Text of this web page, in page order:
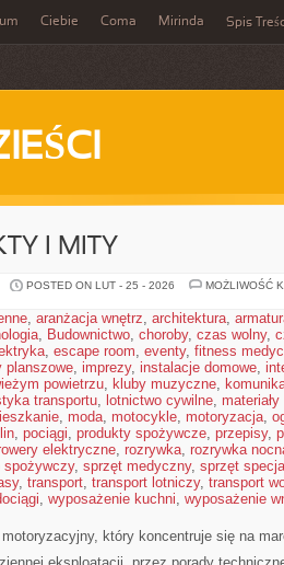
Ciebie Coma Mirinda Spis
I MITY
POSTED ON LUT - 25 - 2026
MOŻLIWOŚĆ
, aranżacja wnętrz, architektura,
, Budownictwo, choroby, czas wolny,
, escape room, eventy, fitness
planszowe, imprezy, instalacje domowe,
powietrzu, kluby muzyczne,
transportu, lotnictwo cywilne,
, moda, motocykle, motoryzacja,
, pociągi, produkty spożywcze, przepisy,
elektryczne, rozrywka, rozrywka
spożywczy, sprzęt medyczny, sprzęt
, transport, transport lotniczy, transport
, wyposażenie kuchni, wyposażenie
który koncentruje się na